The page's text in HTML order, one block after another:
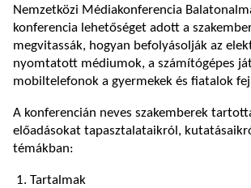
Nemzetközi Médiakonferencia
konferencia lehetőséget adott a
megvitassák, hogyan befolyásolják az
nyomtatott médiumok, a számítógépes
mobiltelefonok a gyermekek és fiatalok
A konferencián neves szakemberek
előadásokat tapasztalataikról,
témákban:
1. Tartalmak